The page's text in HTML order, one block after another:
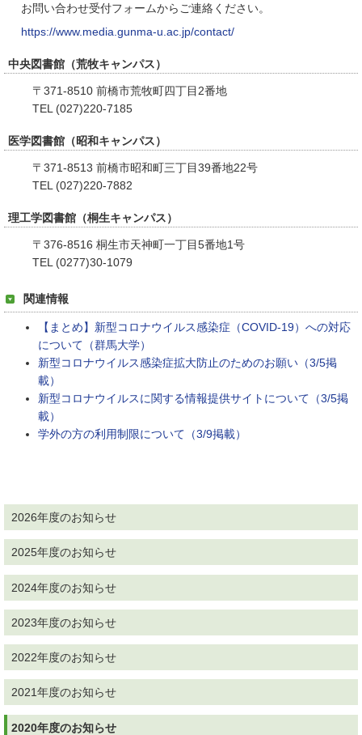
お問い合わせ受付フォームからご連絡ください。
https://www.media.gunma-u.ac.jp/contact/
中央図書館（荒牧キャンパス）
〒371-8510 前橋市荒牧町四丁目2番地
TEL (027)220-7185
医学図書館（昭和キャンパス）
〒371-8513 前橋市昭和町三丁目39番地22号
TEL (027)220-7882
理工学図書館（桐生キャンパス）
〒376-8516 桐生市天神町一丁目5番地1号
TEL (0277)30-1079
関連情報
【まとめ】新型コロナウイルス感染症（COVID-19）への対応
について（群馬大学）
新型コロナウイルス感染症拡大防止のためのお願い（3/5掲
載）
新型コロナウイルスに関する情報提供サイトについて（3/5掲
載）
学外の方の利用制限について（3/9掲載）
2026年度のお知らせ
2025年度のお知らせ
2024年度のお知らせ
2023年度のお知らせ
2022年度のお知らせ
2021年度のお知らせ
2020年度のお知らせ